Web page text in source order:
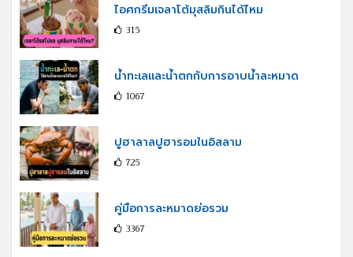
ไอศกรีมเจลาโต้มุสลิมกินได้ไหม
315
น้ำทะเลและน้ำตกกับการอาบน้ำละหมาด
1067
ปูฮาลาลปูฮารอมในอิสลาม
725
คู่มือการละหมาดย่อรวม
3367